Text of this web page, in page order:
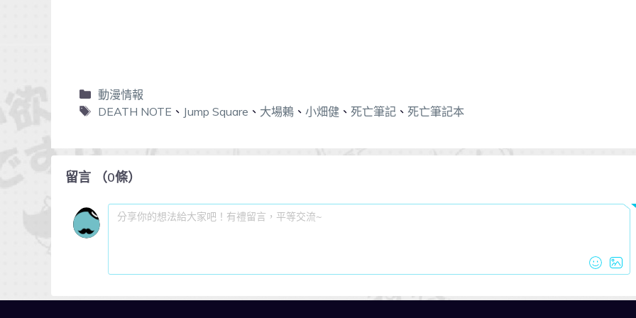
動漫情報
DEATH NOTE 、 Jump Square 、 大場鶇、 小畑健、 死亡筆記、 死亡筆記本
留言 （0條）